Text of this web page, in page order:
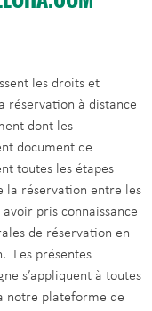
les droits et
réservation à distance
dont les
document de
toutes les étapes
la réservation entre les
pris connaissance
de réservation en
Les présentes
s’appliquent à toutes
notre plateforme de